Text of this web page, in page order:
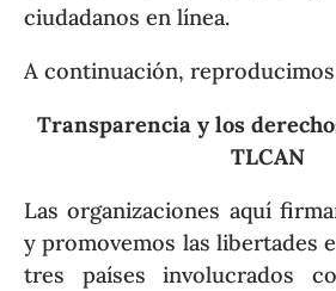
ciudadanos en línea.
A continuación,
Transparencia y los
TLCAN
Las organizaciones aquí
y promovemos las libertades
tres países involucrados